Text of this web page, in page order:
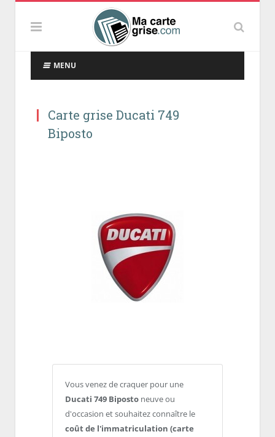
MENU
Carte grise Ducati 749
Biposto
Vous venez de craquer pour une
Ducati 749 Biposto neuve ou
d'occasion et souhaitez connaître le
coût de l'immatriculation (carte